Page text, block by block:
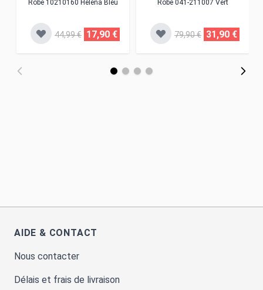
Robe 10210160 Helena Bleu
44,99 € 17,90 €
Robe 041-211007 Vert
79,90 € 31,90 €
AIDE & CONTACT
Nous contacter
Délais et frais de livraison